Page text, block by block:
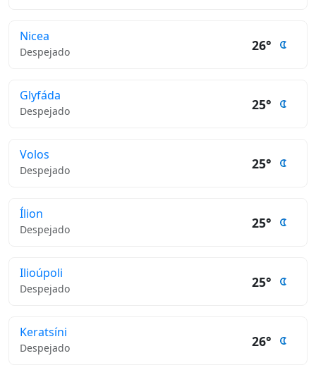
Nicea
Despejado 26°
Glyfáda
Despejado 25°
Volos
Despejado 25°
Ílion
Despejado 25°
Ilioúpoli
Despejado 25°
Keratsíni
Despejado 26°